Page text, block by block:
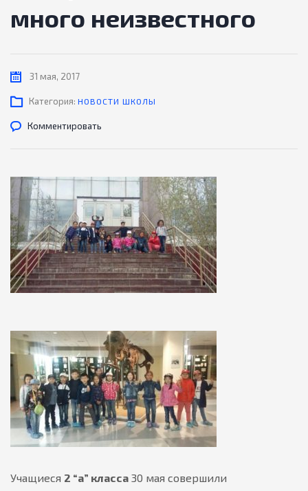
много неизвестного
31 мая, 2017
Категория: НОВОСТИ ШКОЛЫ
Комментировать
Учащиеся 2 “а” класса 30 мая совершили